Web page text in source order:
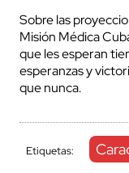
Sobre las
Misión Médica
que les esperan
esperanzas y
que nunca.
Etiquetas: